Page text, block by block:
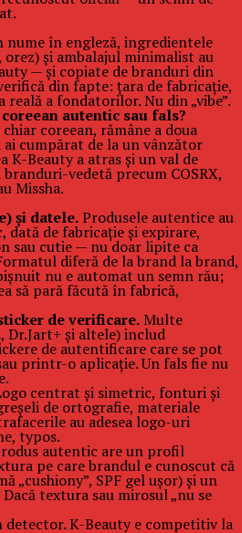
nume în engleză, ingredientele
orez) și ambalajul minimalist au
— și copiate de branduri din
din fapte: țara de fabricație,
a fondatorilor. Nu din „vibe”.
autentic sau fals?
coreean, rămâne a doua
cumpărat de la un vânzător
K-Beauty a atras și un val de
vedetă precum COSRX,
Missha.
și datele.Produsele autentice au
dată de fabricație și expirare,
sau cutie — nu doar lipite ca
diferă de la brand la brand,
nu e automat un semn rău;
să pară făcută în fabrică,
de verificare.Multe
Dr.Jart+ și altele) includ
de autentificare care se pot
printr-o aplicație. Un fals fie nu
centrat și simetric, fonturi și
de ortografie, materiale
au adesea logo-uri
typos.
autentic are un profil
pe care brandul e cunoscut că
„cushiony”, SPF gel ușor) și un
textura sau mirosul „nu se
detector. K-Beauty e competitiv la